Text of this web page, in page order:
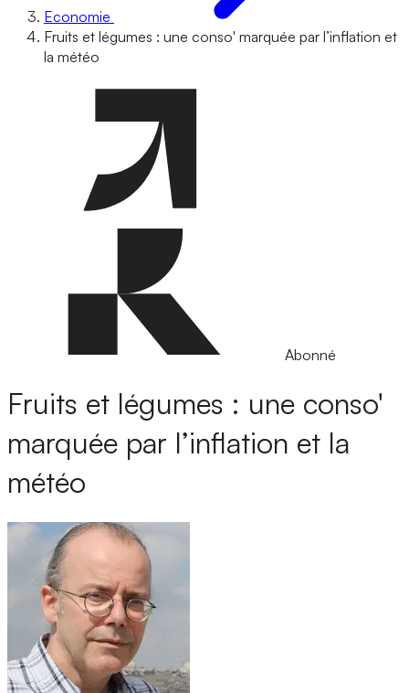
Economie
Fruits et légumes : une conso' marquée par l’inflation et
la météo
Abonné
Fruits et légumes : une conso'
marquée par l’inflation et la
météo